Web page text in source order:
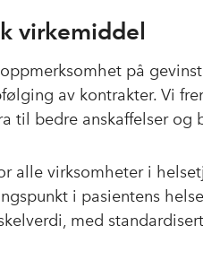
virkemiddel
på
av kontrakter. Vi
til bedre anskaffelser og
alle virksomheter i
i pasientens
med